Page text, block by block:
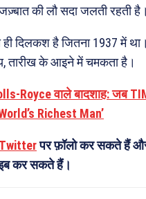
की लौ सदा जलती रहती
दिलकश है जितना 1937 में
तारीख के आइने में चमकता है।
Royce वाले बादशाह: जब
Richest Man’
Twitterपर फ़ॉलो कर सकते हैं
कर सकते हैं।